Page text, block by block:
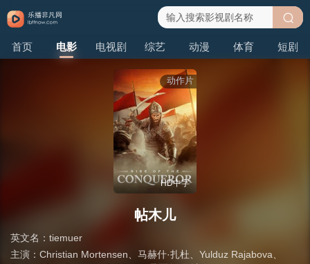
首页 电影 电视剧 综艺 动漫 体育 短剧
搜
动作片
HD中字
帖木儿
英文名： tiemuer
主演： Christian Mortensen 马赫什·扎杜 Yulduz Rajabova